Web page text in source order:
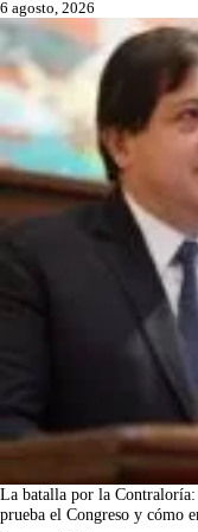
6 agosto, 2026
La batalla por la Contraloría:
prueba el Congreso y cómo